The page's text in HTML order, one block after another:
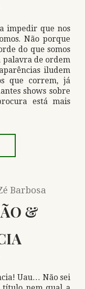
impedir que nos
Não porque
do que somos
palavra de ordem
iludem
que correm, já
shows sobre
está mais
Barbosa
&
Uau… Não sei